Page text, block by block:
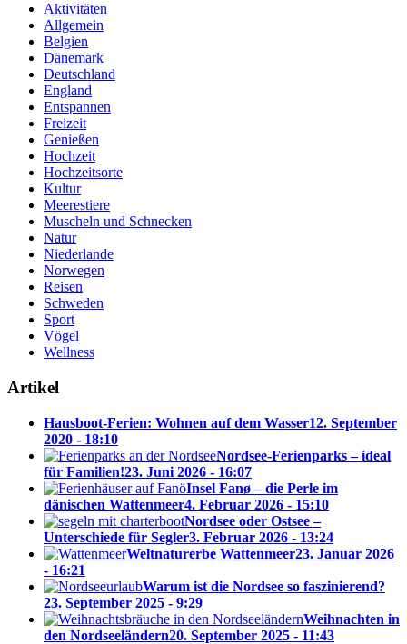
Aktivitäten
Allgemein
Belgien
Dänemark
Deutschland
England
Entspannen
Freizeit
Genießen
Hochzeit
Hochzeitsorte
Kultur
Meerestiere
Muscheln und Schnecken
Natur
Niederlande
Norwegen
Reisen
Schweden
Sport
Vögel
Wellness
Artikel
Hausboot-Ferien: Wohnen auf dem Wasser12. September
2020 - 18:10
Nordsee-Ferienparks – ideal
für Familien!23. Juni 2026 - 16:07
Insel Fanø – die Perle im
dänischen Wattenmeer4. Februar 2026 - 15:10
Nordsee oder Ostsee –
Unterschiede für Segler3. Februar 2026 - 13:24
Weltnaturerbe Wattenmeer23. Januar 2026
- 16:21
Warum ist die Nordsee so faszinierend?
23. September 2025 - 9:29
Weihnachten in
den Nordseeländern20. September 2025 - 11:43